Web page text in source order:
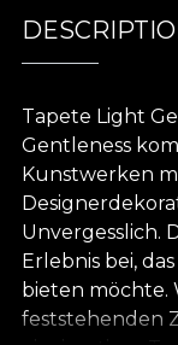
Tapete Light
Gentleness
Kunstwerken
Unvergesslich.
Erlebnis bei,
bieten möchte.
feststehenden